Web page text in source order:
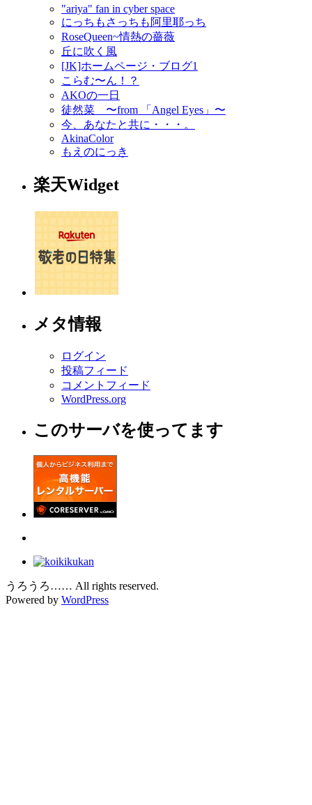
"ariya" fan in cyber space
にっちもさっちも阿里耶っち
RoseQueen~情熱の薔薇
丘に吹く風
[JK]ホームページ・ブログ1
こらむ〜ん！？
AKOの一日
徒然菜 〜from 「Angel Eyes」〜
今、あなたと共に・・・。
AkinaColor
もえのにっき
楽天Widget
メタ情報
ログイン
投稿フィード
コメントフィード
WordPress.org
このサーバを使ってます
うろうろ…… All rights reserved.
Powered by WordPress